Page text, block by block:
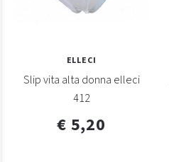
ELLECI
Slip vita alta donna elleci
412
€ 5,20